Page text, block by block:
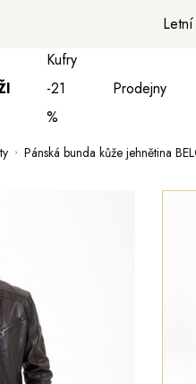
kabáty a saka Sukně, vesty a
Bundy, kabáty a vesty
Kufry
-21
%
Prodejny
Pánská bunda kůže jehnětina